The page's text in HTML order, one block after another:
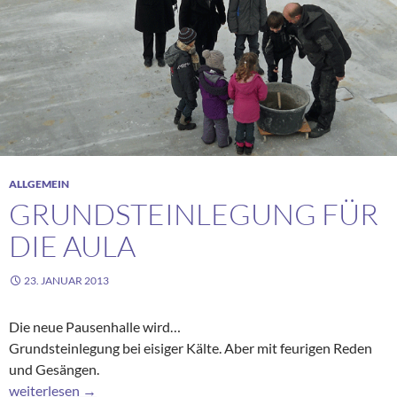
ALLGEMEIN
GRUNDSTEINLEGUNG FÜR
DIE AULA
23. JANUAR 2013
Die neue Pausenhalle wird…
Grundsteinlegung bei eisiger Kälte. Aber mit feurigen Reden
und Gesängen.
Grundsteinlegung für die Aula
weiterlesen →